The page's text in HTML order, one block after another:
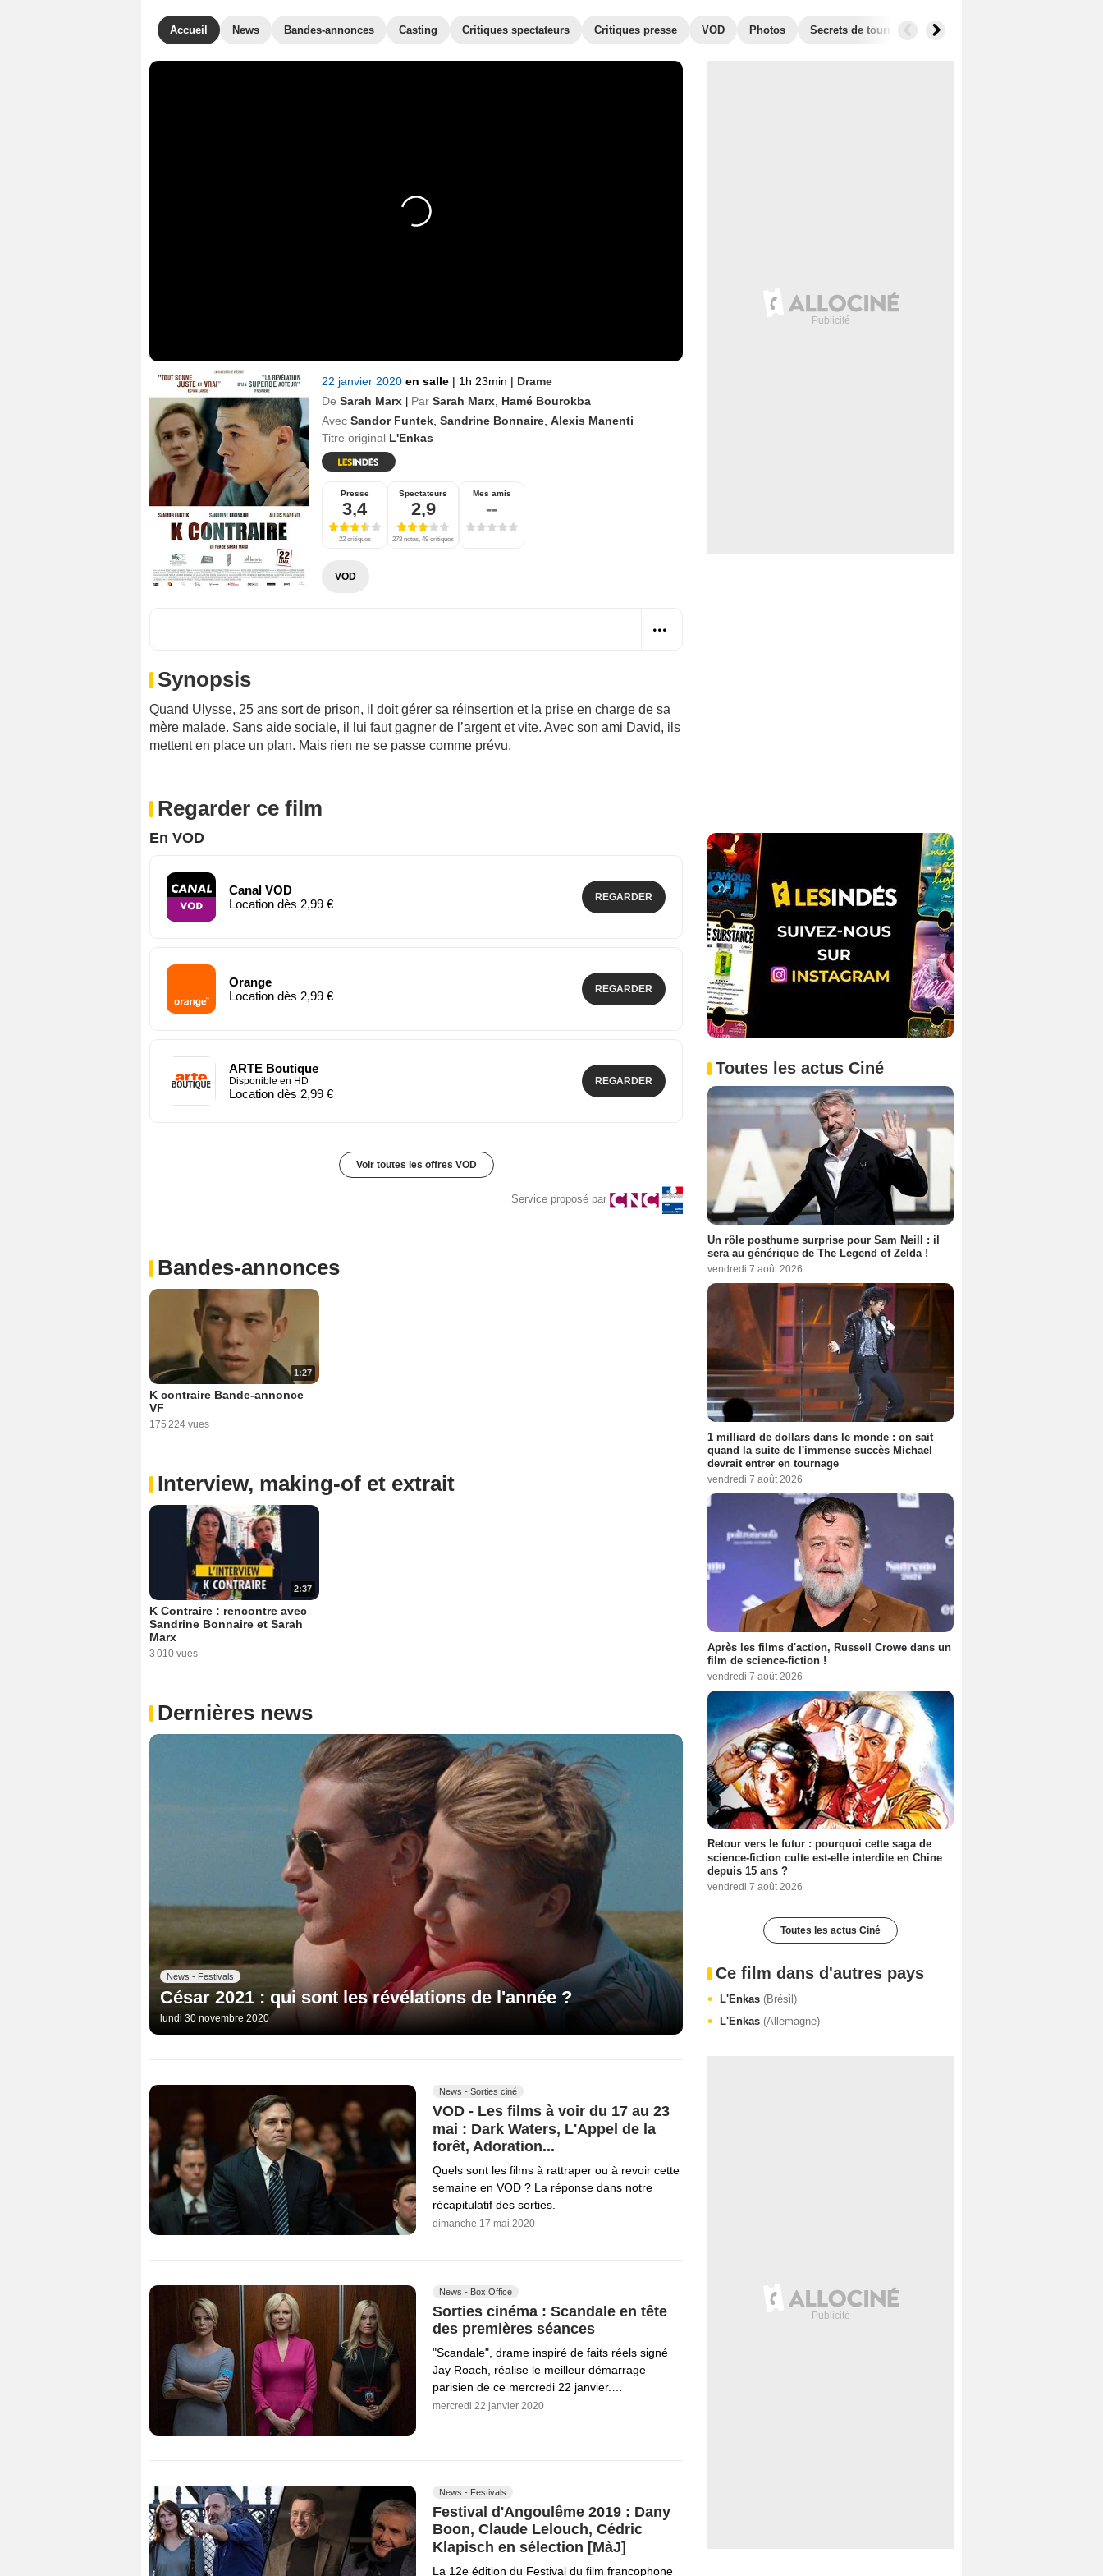
Accueil News Bandes-annonces Casting Critiques spectateurs Critiques presse VOD Photos Secrets de tournage Box Office
22 janvier 2020 en salle | 1h 23min | Drame
De Sarah Marx | Par Sarah Marx Hamé Bourokba
Avec Sandor Funtek Sandrine Bonnaire Alexis Manenti
Titre original L'Enkas
Presse
3,4
22 critiques
Spectateurs
2,9
278 notes, 49 critiques
Mes amis
--
VOD
Synopsis
Quand Ulysse, 25 ans sort de prison, il doit gérer sa réinsertion et la prise en charge de sa
mère malade. Sans aide sociale, il lui faut gagner de l’argent et vite. Avec son ami David, ils
mettent en place un plan. Mais rien ne se passe comme prévu.
Regarder ce film
En VOD
Canal VOD
Location dès 2,99 €
REGARDER
Orange
Location dès 2,99 €
REGARDER
ARTE Boutique
Disponible en HD
Location dès 2,99 €
REGARDER
Voir toutes les offres VOD
Service proposé par
Bandes-annonces
1:27
K contraire Bande-annonce
VF
175 224 vues
Interview, making-of et extrait
2:37
K Contraire : rencontre avec
Sandrine Bonnaire et Sarah
Marx
3 010 vues
Dernières news
News - Festivals
César 2021 : qui sont les révélations de l'année ?
lundi 30 novembre 2020
News - Sorties ciné
VOD - Les films à voir du 17 au 23
mai : Dark Waters, L'Appel de la
forêt, Adoration...
Quels sont les films à rattraper ou à revoir cette
semaine en VOD ? La réponse dans notre
récapitulatif des sorties.
dimanche 17 mai 2020
News - Box Office
Sorties cinéma : Scandale en tête
des premières séances
"Scandale", drame inspiré de faits réels signé
Jay Roach, réalise le meilleur démarrage
parisien de ce mercredi 22 janvier.…
mercredi 22 janvier 2020
News - Festivals
Festival d'Angoulême 2019 : Dany
Boon, Claude Lelouch, Cédric
Klapisch en sélection [MàJ]
La 12e édition du Festival du film francophone
Toutes les actus Ciné
Un rôle posthume surprise pour Sam Neill : il
sera au générique de The Legend of Zelda !
vendredi 7 août 2026
1 milliard de dollars dans le monde : on sait
quand la suite de l'immense succès Michael
devrait entrer en tournage
vendredi 7 août 2026
Après les films d'action, Russell Crowe dans un
film de science-fiction !
vendredi 7 août 2026
Retour vers le futur : pourquoi cette saga de
science-fiction culte est-elle interdite en Chine
depuis 15 ans ?
vendredi 7 août 2026
Toutes les actus Ciné
Ce film dans d'autres pays
L'Enkas (Brésil)
L'Enkas (Allemagne)